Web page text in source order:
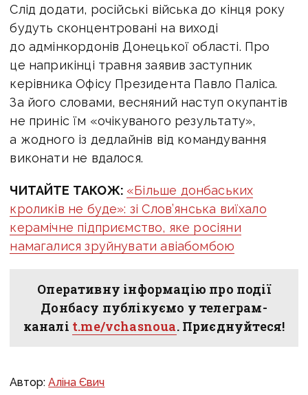
Слід додати, російські війська до кінця року
будуть сконцентровані на виході
до адмінкордонів Донецької області. Про
це наприкінці травня заявив заступник
керівника Офісу Президента Павло Паліса.
За його словами, весняний наступ окупантів
не приніс їм «очікуваного результату»,
а жодного із дедлайнів від командування
виконати не вдалося.
ЧИТАЙТЕ ТАКОЖ: «Більше донбаських
кроликів не буде»: зі Слов’янська виїхало
керамічне підприємство, яке росіяни
намагалися зруйнувати авіабомбою
Оперативну інформацію про події
Донбасу публікуємо у телеграм-
каналі t.me/vchasnoua. Приєднуйтеся!
Автор:Аліна Євич